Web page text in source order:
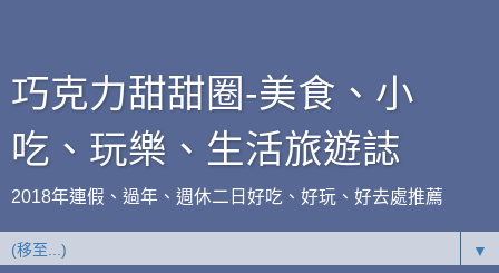
巧克力甜甜圈-美食、小
吃、玩樂、生活旅遊誌
2018年連假、過年、週休二日好吃、好玩、好去處推薦
▼